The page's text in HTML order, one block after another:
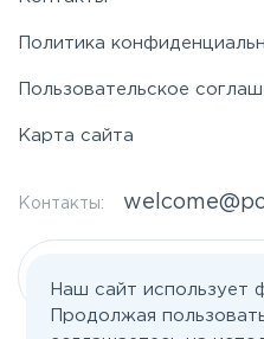
Политика
Пользовательское
Карта сайта
Контакты:
Наш сайт использует
Продолжая